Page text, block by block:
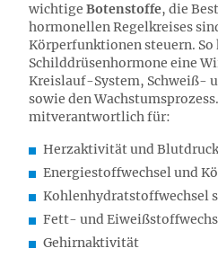
wichtige Botenstoffe, die
hormonellen Regelkreises
Körperfunktionen steuern. So
Schilddrüsenhormone eine
Kreislauf-System, Schweiß-
sowie den
mitverantwortlich für:
Herzaktivität und Blutdruck
Energiestoffwechsel und
Kohlenhydratstoffwechsel
Fett- und
Gehirnaktivität